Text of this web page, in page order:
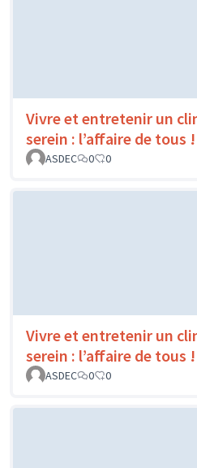
Vivre et entretenir un
serein : l’affaire de tous !
ASDEC
0 0
Vivre et entretenir un
serein : l’affaire de tous !
ASDEC
0 0